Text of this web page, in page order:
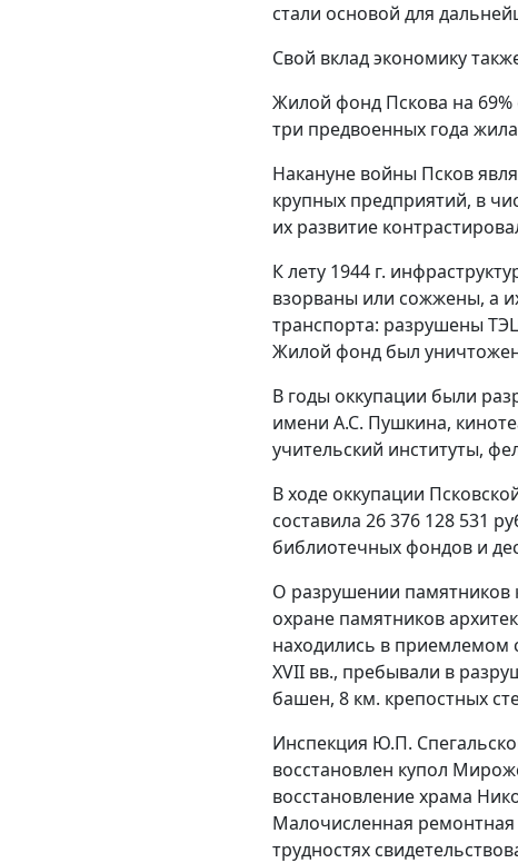
стали основой для
Свой вклад экономику
Жилой фонд Пскова на 69%
три предвоенных года
Накануне войны Псков
крупных предприятий, в
их развитие
К лету 1944 г.
взорваны или сожжены, а
транспорта: разрушены
Жилой фонд был уничтожен
В годы оккупации были
имени А.С. Пушкина,
учительский институты,
В ходе оккупации
составила 26 376 128 531
библиотечных фондов и
О разрушении памятников
охране памятников
находились в приемлемом
XVII вв., пребывали в
башен, 8 км. крепостных
Инспекция Ю.П.
восстановлен купол
восстановление храма
Малочисленная
трудностях